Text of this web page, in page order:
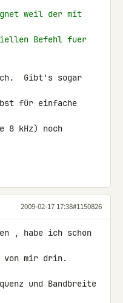
weil der mit
Befehl fuer
Gibt's sogar
für einfache
8 kHz) noch
2009-02-17 17:38#1150826
, habe ich schon
mir drin.
und Bandbreite